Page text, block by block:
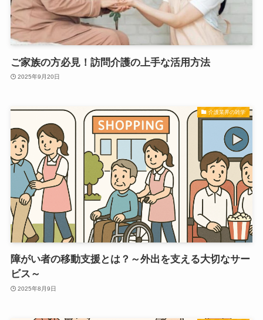
ご家族の方必見！訪問介護の上手な活用方法
2025年9月20日
介護業界の雑学
障がい者の移動支援とは？～外出を支える大切なサー
ビス～
2025年8月9日